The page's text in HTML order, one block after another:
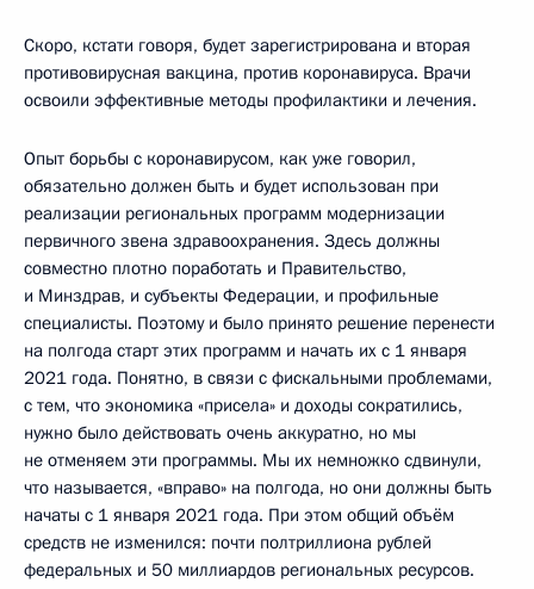
Скоро, кстати говоря, будет зарегистрирована и вторая
противовирусная вакцина, против коронавируса. Врачи
освоили эффективные методы профилактики и лечения.
Опыт борьбы с коронавирусом, как уже говорил,
обязательно должен быть и будет использован при
реализации региональных программ модернизации
первичного звена здравоохранения. Здесь должны
совместно плотно поработать и Правительство,
и Минздрав, и субъекты Федерации, и профильные
специалисты. Поэтому и было принято решение перенести
на полгода старт этих программ и начать их с 1 января
2021 года. Понятно, в связи с фискальными проблемами,
с тем, что экономика «присела» и доходы сократились,
нужно было действовать очень аккуратно, но мы
не отменяем эти программы. Мы их немножко сдвинули,
что называется, «вправо» на полгода, но они должны быть
начаты с 1 января 2021 года. При этом общий объём
средств не изменился: почти полтриллиона рублей
федеральных и 50 миллиардов региональных ресурсов.